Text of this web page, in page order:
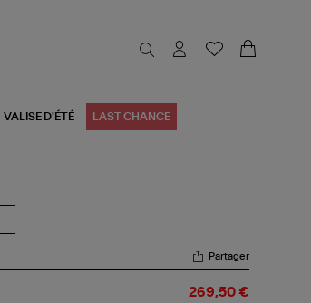
VALISE D'ÉTÉ LAST CHANCE
Partager
269,50 €